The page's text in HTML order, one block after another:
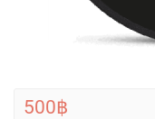
500฿